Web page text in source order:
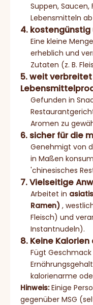
Suppen,
Lebensmitteln
4.
Eine kleine
erheblich und
Zutaten (z. B.
5. weit
Gefunden in
Aromen zu
6. sicher für die
Genehmigt von
in Maßen
'chinesisches
7. Vielseitige
Arbeitet in
Ramen) ,
Fleisch) und
Instantnudeln).
8. Keine
Fügt
kalorienarme
Hinweis:Einige
gegenüber MSG